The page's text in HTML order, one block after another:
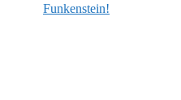
Funkenstein!